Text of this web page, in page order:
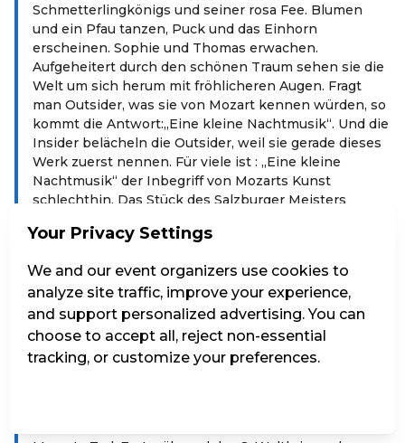
Schmetterlingkönigs und seiner rosa Fee. Blumen
und ein Pfau tanzen, Puck und das Einhorn
erscheinen. Sophie und Thomas erwachen.
Aufgeheitert durch den schönen Traum sehen sie die
Welt um sich herum mit fröhlicheren Augen. Fragt
man Outsider, was sie von Mozart kennen würden, so
kommt die Antwort:„Eine kleine Nachtmusik“. Und die
Insider belächeln die Outsider, weil sie gerade dieses
Werk zuerst nennen. Für viele ist : „Eine kleine
Nachtmusik“ der Inbegriff von Mozarts Kunst
schlechthin. Das Stück des Salzburger Meisters
Werkes aus, warum kennen es so viele Menschen?
fest umrissen. Das melodische Thema spricht sofort
an. : „Eine kleine Nachtmusik“ gehört zu den großen
Würfen Mozarts. Es ist, wie viele seiner Werke, mit
leichter aber glücklicher Hand konzipiert und
komponiert. Wir kennen die :„Eine kleine
Nachtmusik“ nicht einmal vollständig. Das erste
Your Privacy Settings
We and our event organizers use cookies to
analyze site traffic, improve your experience,
and support personalized advertising. You can
choose to accept all, reject non-essential
tracking, or customize your preferences.